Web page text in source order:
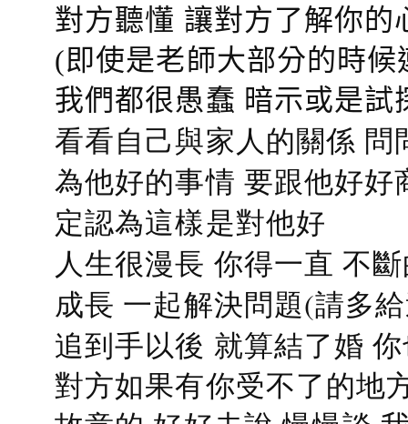
對方聽懂 讓對方了解你
(即使是老師大部分的時候
我們都很愚蠢 暗示或是
看看自己與家人的關係
為他好的事情 要跟他好
定認為這樣是對他好
人生很漫長 你得一直 不
成長 一起解決問題(請多
追到手以後 就算結了婚
對方如果有你受不了的地